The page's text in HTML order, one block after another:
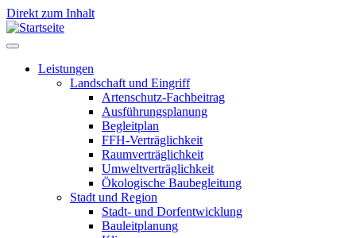
Direkt zum Inhalt
Leistungen
Leistungen
Landschaft und Eingriff
Artenschutz-Fachbeitrag
Ausführungsplanung
Begleitplan
FFH-Verträglichkeit
Raumverträglichkeit
Umweltverträglichkeit
Ökologische Baubegleitung
Stadt und Region
Stadt- und Dorfentwicklung
Bauleitplanung